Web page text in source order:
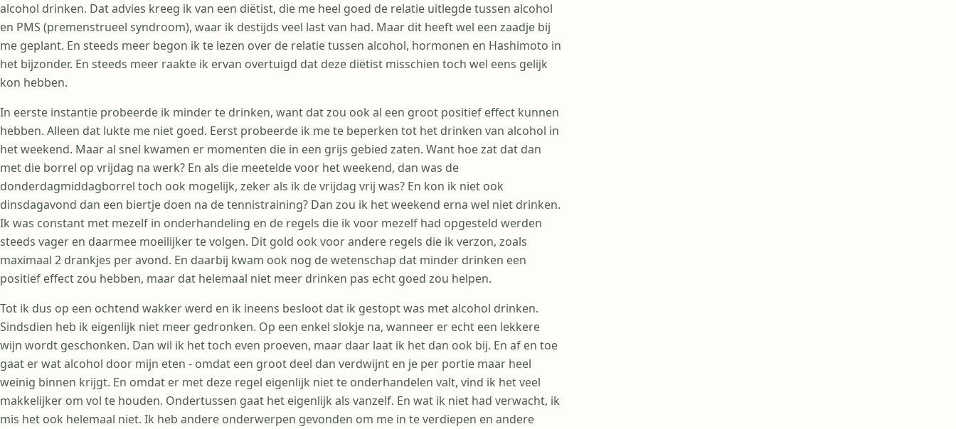
alcohol drinken. Dat advies kreeg ik van een diëtist, die me heel goed de relatie uitlegde tussen alcohol
en PMS (premenstrueel syndroom), waar ik destijds veel last van had. Maar dit heeft wel een zaadje bij
me geplant. En steeds meer begon ik te lezen over de relatie tussen alcohol, hormonen en Hashimoto in
het bijzonder. En steeds meer raakte ik ervan overtuigd dat deze diëtist misschien toch wel eens gelijk
kon hebben.
In eerste instantie probeerde ik minder te drinken, want dat zou ook al een groot positief effect kunnen
hebben. Alleen dat lukte me niet goed. Eerst probeerde ik me te beperken tot het drinken van alcohol in
het weekend. Maar al snel kwamen er momenten die in een grijs gebied zaten. Want hoe zat dat dan
met die borrel op vrijdag na werk? En als die meetelde voor het weekend, dan was de
donderdagmiddagborrel toch ook mogelijk, zeker als ik de vrijdag vrij was? En kon ik niet ook
dinsdagavond dan een biertje doen na de tennistraining? Dan zou ik het weekend erna wel niet drinken.
Ik was constant met mezelf in onderhandeling en de regels die ik voor mezelf had opgesteld werden
steeds vager en daarmee moeilijker te volgen. Dit gold ook voor andere regels die ik verzon, zoals
maximaal 2 drankjes per avond. En daarbij kwam ook nog de wetenschap dat minder drinken een
positief effect zou hebben, maar dat helemaal niet meer drinken pas echt goed zou helpen.
Tot ik dus op een ochtend wakker werd en ik ineens besloot dat ik gestopt was met alcohol drinken.
Sindsdien heb ik eigenlijk niet meer gedronken. Op een enkel slokje na, wanneer er echt een lekkere
wijn wordt geschonken. Dan wil ik het toch even proeven, maar daar laat ik het dan ook bij. En af en toe
gaat er wat alcohol door mijn eten - omdat een groot deel dan verdwijnt en je per portie maar heel
weinig binnen krijgt. En omdat er met deze regel eigenlijk niet te onderhandelen valt, vind ik het veel
makkelijker om vol te houden. Ondertussen gaat het eigenlijk als vanzelf. En wat ik niet had verwacht, ik
mis het ook helemaal niet. Ik heb andere onderwerpen gevonden om me in te verdiepen en andere